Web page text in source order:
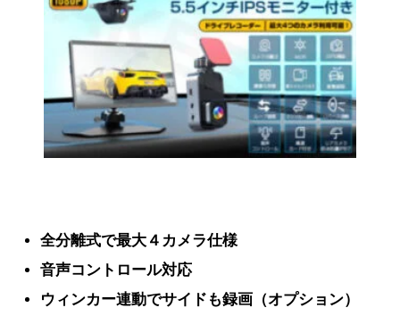
全分離式で最大４カメラ仕様
音声コントロール対応
ウィンカー連動でサイドも録画（オプション）